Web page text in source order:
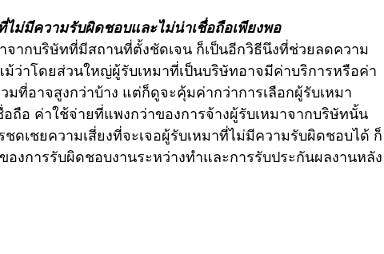
ไม่มีความรับผิดชอบและไม่น่าเชื่อถือเพียงพอ
จากบริษัทที่มีสถานที่ตั้งชัดเจน ก็เป็นอีกวิธีนึงที่ช่วยลดความ
ม้ว่าโดยส่วนใหญ่ผู้รับเหมาที่เป็นบริษัทอาจมีค่าบริการหรือค่า
มที่อาจสูงกว่าบ้าง แต่ก็ดูจะคุ้มค่ากว่าการเลือกผู้รับเหมา
ถือ ค่าใช้จ่ายที่แพงกว่าของการจ้างผู้รับเหมาจากบริษัทนั้น
ชดเชยความเสี่ยงที่จะเจอผู้รับเหมาที่ไม่มีความรับผิดชอบได้ ก็
องการรับผิดชอบงานระหว่างทำและการรับประกันผลงานหลัง